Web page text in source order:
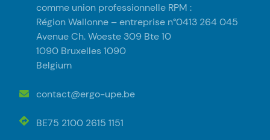
comme union professionnelle RPM :
Région Wallonne – entreprise n°0413 264 045
Avenue Ch. Woeste 309 Bte 10
1090 Bruxelles 1090
Belgium
contact@ergo-upe.be
BE75 2100 2615 1151